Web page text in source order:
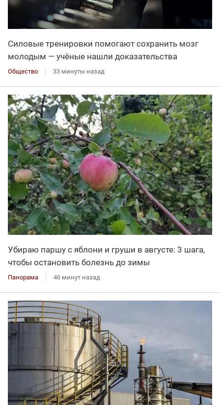
Силовые тренировки помогают сохранить мозг
молодым — учёные нашли доказательства
Общество 33 минуты назад
Убираю паршу с яблони и груши в августе: 3 шага,
чтобы остановить болезнь до зимы
Панорама 46 минут назад